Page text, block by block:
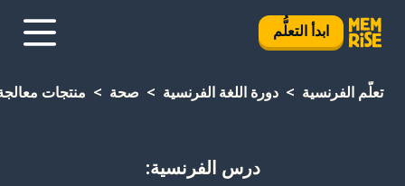
ابدأ التعلُّم
تعلَّم الفرنسية دورة اللغة الفرنسية صحة منتجات
درس الفرنسية: